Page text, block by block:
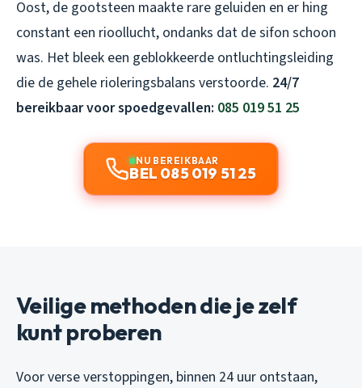
Oost, de gootsteen maakte rare geluiden en er hing
constant een rioollucht, ondanks dat de sifon schoon
was. Het bleek een geblokkeerde ontluchtingsleiding
die de gehele rioleringsbalans verstoorde. 24/7
bereikbaar voor spoedgevallen: 085 019 51 25
NU BEREIKBAAR
BEL 085 019 51 25
Veilige methoden die je zelf
kunt proberen
Voor verse verstoppingen, binnen 24 uur ontstaan,